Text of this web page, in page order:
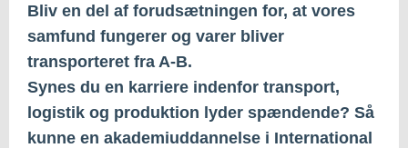
Bliv en del af forudsætningen for, at vores
samfund fungerer og varer bliver
transporteret fra A-B.
Synes du en karriere indenfor transport,
logistik og produktion lyder spændende? Så
kunne en akademiuddannelse i International